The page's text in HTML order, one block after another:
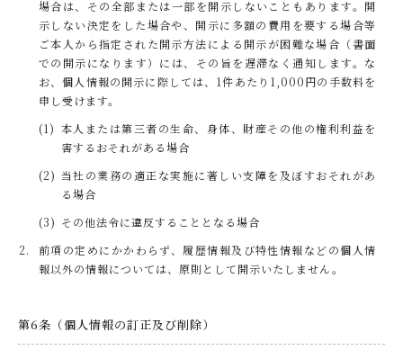
場合は、その全部または一部を開示しないこともあります。開
示しない決定をした場合や、開示に多額の費用を要する場合等
ご本人から指定された開示方法による開示が困難な場合（書面
での開示になります）には、その旨を遅滞なく通知します。な
お、個人情報の開示に際しては、1件あたり1,000円の手数料を
申し受けます。
本人または第三者の生命、身体、財産その他の権利利益を
害するおそれがある場合
当社の業務の適正な実施に著しい支障を及ぼすおそれがあ
る場合
その他法令に違反することとなる場合
前項の定めにかかわらず、履歴情報及び特性情報などの個人情
報以外の情報については、原則として開示いたしません。
第6条（個人情報の訂正及び削除）